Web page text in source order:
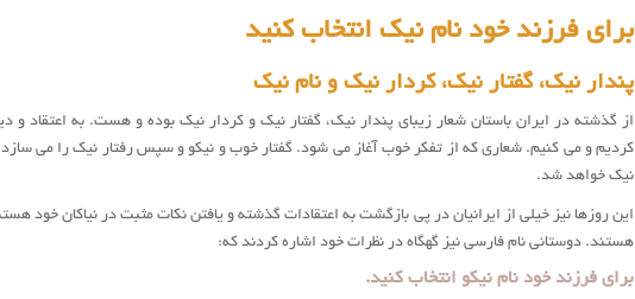
برای فرزند خود نام نیک انتخاب کنید
پندار نیک، گفتار نیک، کردار نیک و نام نیک
از گذشته در ایران باستان شعار زیبای پندار نیک، گفتار نیک و کردار نیک بوده و هست. به اعتقاد و
کردیم و می کنیم. شعاری که از تفکر خوب آغاز می شود. گفتار خوب و نیکو و سپس رفتار نیک را می
نیک خواهد شد.
این روزها نیز خیلی از ایرانیان در پی بازگشت به اعتقادات گذشته و یافتن نکات مثبت در نیاکان خود
هستند. دوستانی نام فارسی نیز گهگاه در نظرات خود اشاره کردند که:
برای فرزند خود نام نیکو انتخاب کنید.